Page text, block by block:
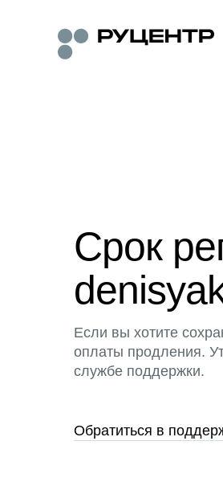
Срок
Если вы хотите
оплаты продления.
службе поддержки.
Обратиться в